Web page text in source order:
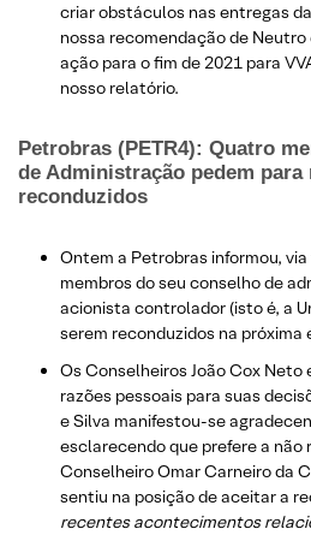
criar obstáculos nas entregas
nossa recomendação de
ação para o fim de 2021 para
nosso relatório.
Petrobras (PETR4): Quatro
de Administração pedem para
reconduzidos
Ontem a Petrobras informou,
membros do seu conselho de
acionista controlador (isto é, a
serem reconduzidos na próxima
Os Conselheiros João Cox Neto
razões pessoais para suas
e Silva manifestou-se
esclarecendo que prefere a não
Conselheiro Omar Carneiro da
sentiu na posição de aceitar a
recentes acontecimentos